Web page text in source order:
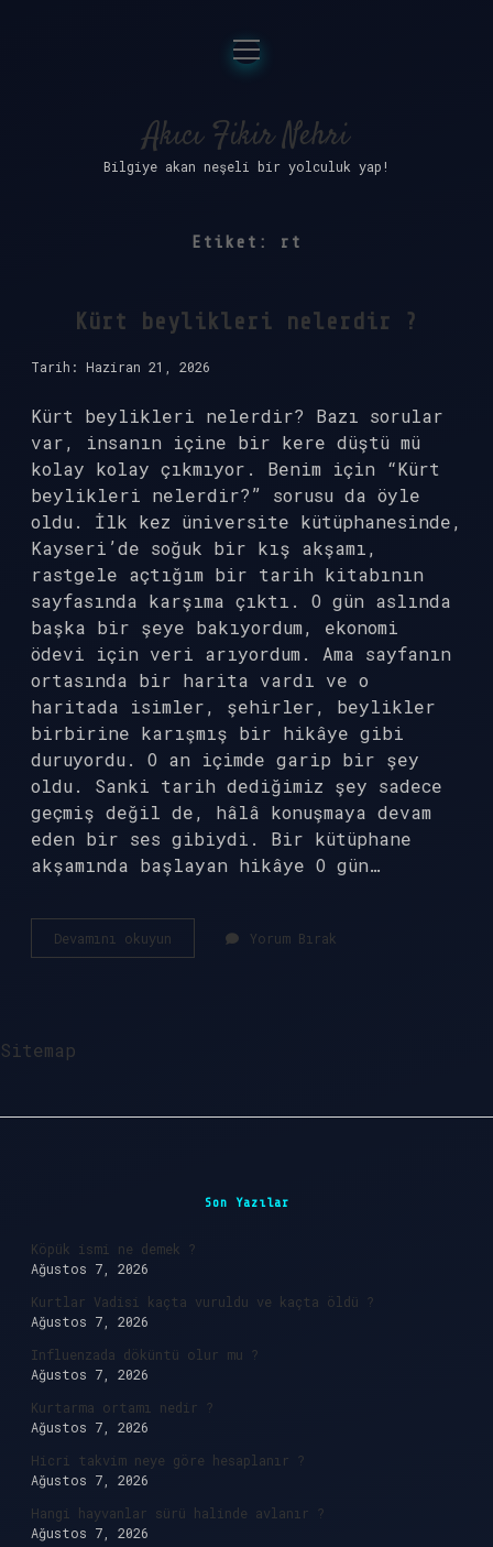
Anasayfa
Gizlilik Politikası
Yasal Uyarı
menüyü
aç
Akıcı Fikir Nehri
Bilgiye akan neşeli bir yolculuk yap!
Etiket: rt
Kürt beylikleri nelerdir ?
Tarih: Haziran 21, 2026
Kürt beylikleri nelerdir? Bazı sorular
var, insanın içine bir kere düştü mü
kolay kolay çıkmıyor. Benim için “Kürt
beylikleri nelerdir?” sorusu da öyle
oldu. İlk kez üniversite kütüphanesinde,
Kayseri’de soğuk bir kış akşamı,
rastgele açtığım bir tarih kitabının
sayfasında karşıma çıktı. O gün aslında
başka bir şeye bakıyordum, ekonomi
ödevi için veri arıyordum. Ama sayfanın
ortasında bir harita vardı ve o
haritada isimler, şehirler, beylikler
birbirine karışmış bir hikâye gibi
duruyordu. O an içimde garip bir şey
oldu. Sanki tarih dediğimiz şey sadece
geçmiş değil de, hâlâ konuşmaya devam
eden bir ses gibiydi. Bir kütüphane
akşamında başlayan hikâye O gün…
Devamını okuyun
beylikleri
Yorum Bırak
Sitemap
Son Yazılar
Köpük ismi ne demek ?
Ağustos 7, 2026
Kurtlar Vadisi kaçta vuruldu ve kaçta öldü ?
Ağustos 7, 2026
Influenzada döküntü olur mu ?
Ağustos 7, 2026
Kurtarma ortamı nedir ?
Ağustos 7, 2026
Hicri takvim neye göre hesaplanır ?
Ağustos 7, 2026
Hangi hayvanlar sürü halinde avlanır ?
Ağustos 7, 2026